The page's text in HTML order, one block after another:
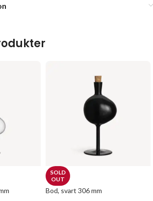
SOLD
OUT
Bod, svart 306 mm